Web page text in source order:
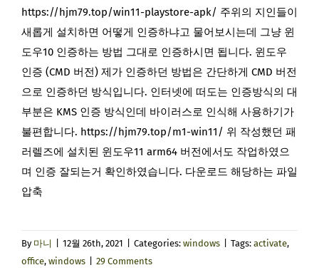
https://hjm79.top/win11-playstore-apk/ 주위의 지인들이
새롭게 설치하면 어떻게 인증하냐고 물어보시는데 그냥 윈
도우10 인증하는 방법 그대로 인증하시면 됩니다. 윈도우
인증 (CMD 버전) 제가 인증하던 방법은 간단하게 CMD 버전
으로 인증하던 방식입니다. 인터넷에 떠도는 인증방식의 대
부분은 KMS 인증 방식인데 바이러스로 인식해 사용하기가
불편합니다. https://hjm79.top/m1-win11/ 위 작성했던 패
러렐즈에 설치된 윈도우11 arm64 버전에서도 작업하였으
며 인증 잘되는거 확인하였습니다. 다운로드 해당하는 파일
압축
By 마니 12월 26th, 2021 Categories: windows Tags: activate,
office, windows
29 Comments